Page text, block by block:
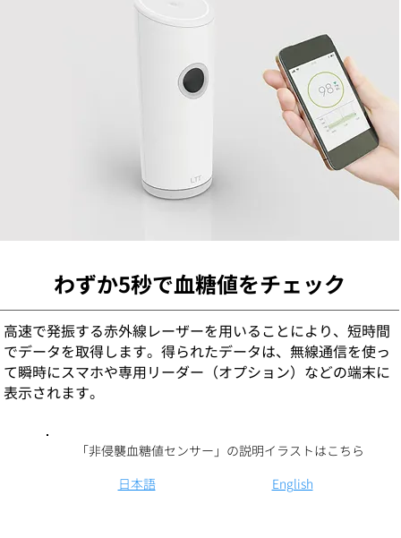
わずか5秒で血糖値をチェック
高速で発振する赤外線レーザーを用いることにより、短時間
でデータを取得します。​得られたデータは、無線通信を使っ
て瞬時にスマホや専用リーダー（オプション）などの端末に
表示されます。
​「非侵襲血糖値センサー」の説明イラストはこちら
​日本語
​English